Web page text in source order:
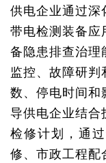
供电企业通过深
带电检测装备应
备隐患排查治
监控、故障研
数、停电时间和
导供电企业结合
检修计划，通
修、市政工程配